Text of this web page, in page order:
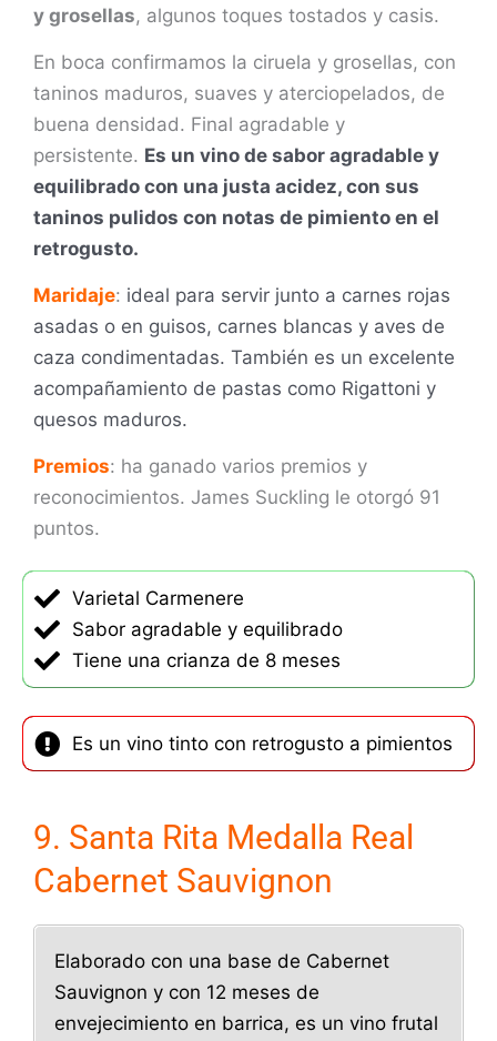
y grosellas, algunos toques tostados y casis.
En boca confirmamos la ciruela y grosellas, con
taninos maduros, suaves y aterciopelados, de
buena densidad. Final agradable y
persistente. Es un vino de sabor agradable y
equilibrado con una justa acidez, con sus
taninos pulidos con notas de pimiento en el
retrogusto.
Maridaje: ideal para servir junto a carnes rojas
asadas o en guisos, carnes blancas y aves de
caza condimentadas. También es un excelente
acompañamiento de pastas como Rigattoni y
quesos maduros.
Premios: ha ganado varios premios y
reconocimientos. James Suckling le otorgó 91
puntos.
Varietal Carmenere
Sabor agradable y equilibrado
Tiene una crianza de 8 meses
Es un vino tinto con retrogusto a pimientos
9. Santa Rita Medalla Real
Cabernet Sauvignon
Elaborado con una base de Cabernet
Sauvignon y con 12 meses de
envejecimiento en barrica, es un vino frutal